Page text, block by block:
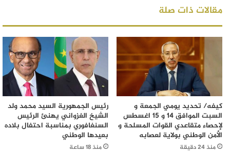
مقالات ذات صلة
كيفه/ تحديد يومي الجمعة و
السبت الموافق 14 و 15 اغسطس
لإحصاء متقاعدي القوات المسلحة و
الأمن الوطني بولاية لعصابه
منذ 24 دقيقة
رئيس الجمهورية السيد محمد ولد
الشيخ الغزواني يهنئ الرئيس
السنغافوري بمناسبة احتفال بلاده
بعيدها الوطني
منذ 18 ساعة